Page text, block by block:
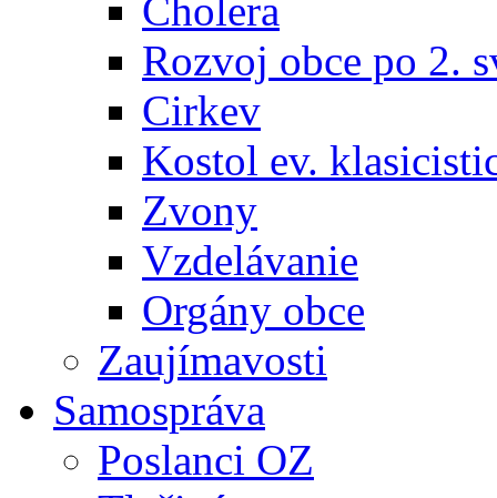
Cholera
Rozvoj obce po 2.
Cirkev
Kostol ev.
Zvony
Vzdelávanie
Orgány obce
Zaujímavosti
Samospráva
Poslanci OZ